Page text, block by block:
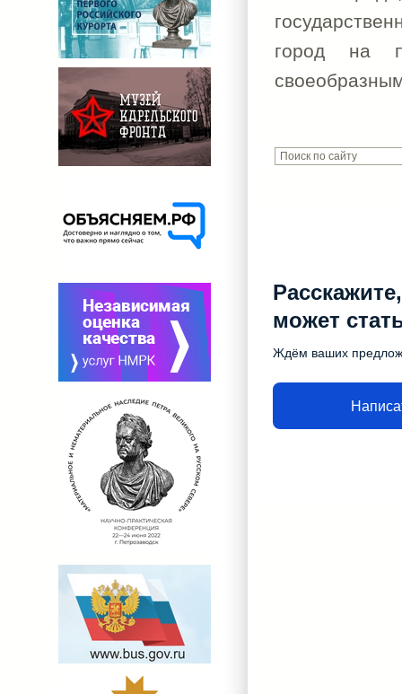
город на
может
Ждём ваших